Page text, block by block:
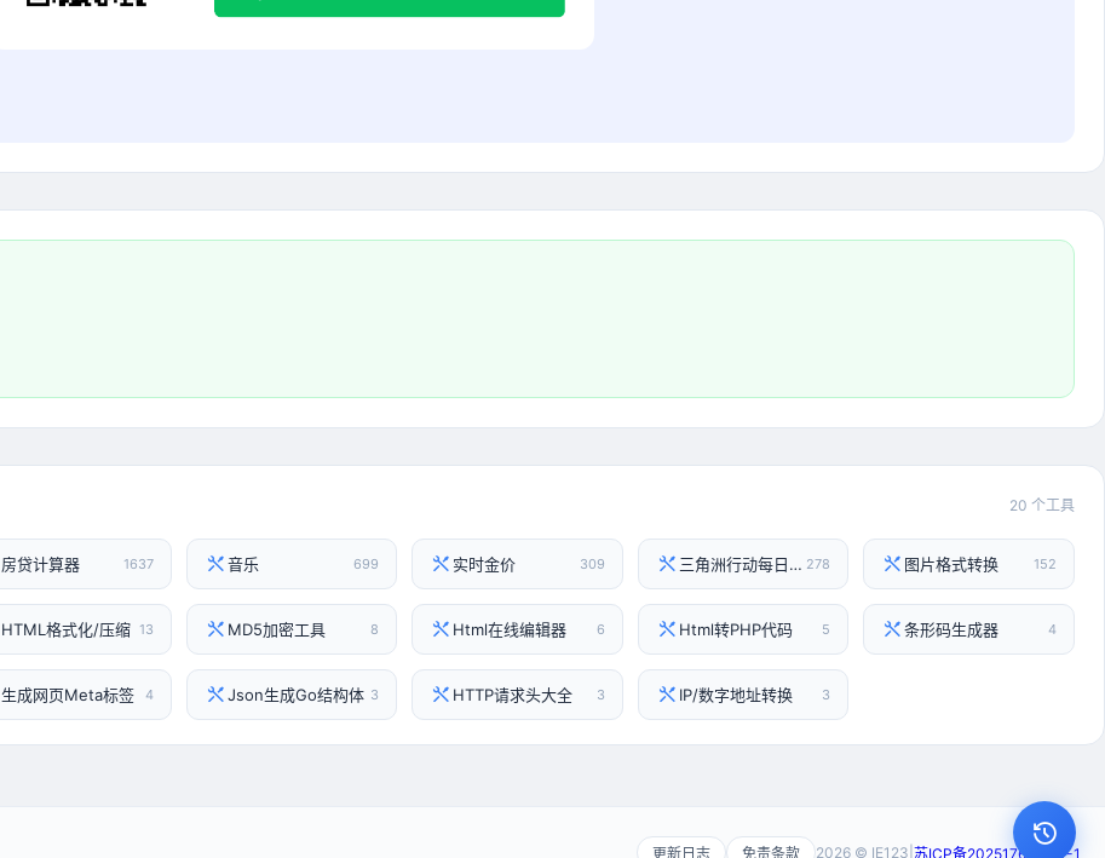
20 个工具
房贷计算器 1637 音乐 699 实时金价 309 三角洲行动每日密码 278 图片格式转换 152
HTML格式化/压缩 13 MD5加密工具 8 Html在线编辑器 6 Html转PHP代码 5 条形码生成器 4
生成网页Meta标签 4 Json生成Go结构体 3 HTTP请求头大全 3 IP/数字地址转换 3
更新日志 免责条款 2026 © IE123 苏ICP备2025176796号-1